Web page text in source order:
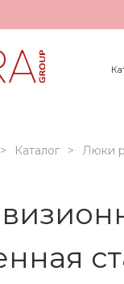
Каталог Люки